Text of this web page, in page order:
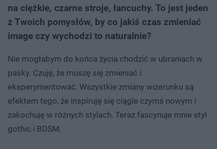
na ciężkie, czarne stroje, łancuchy. To jest jeden
z Twoich pomysłów, by co jakiś czas zmieniać
image czy wychodzi to naturalnie?
Nie mogłabym do końca życia chodzić w ubraniach w
pasky. Czuję, że muszę się zmieniać i
eksperymentować. Wszystkie zmiany wizerunku są
efektem tego, że inspiruję się ciągle czymś nowym i
zakochuję w różnych stylach. Teraz fascynuje mnie styl
gothic i BDSM.